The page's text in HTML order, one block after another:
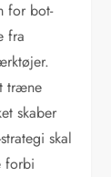
for bot-
fra
træne
skaber
skal
forbi